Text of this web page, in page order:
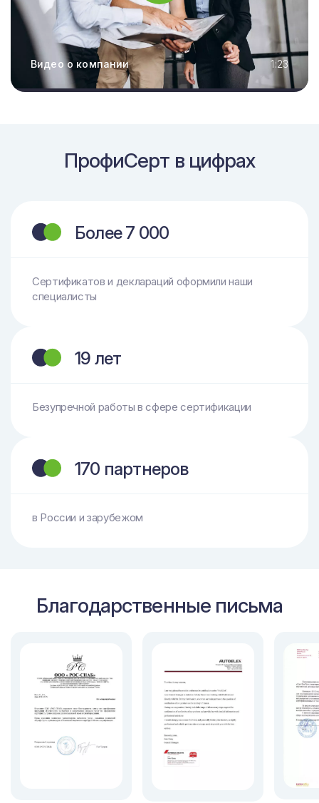
Видео о компании 1:23
ПрофиСерт в цифрах
Более 7 000
Сертификатов и деклараций оформили наши
специалисты
19 лет
Безупречной работы в сфере сертификации
170 партнеров
в России и зарубежом
Благодарственные письма